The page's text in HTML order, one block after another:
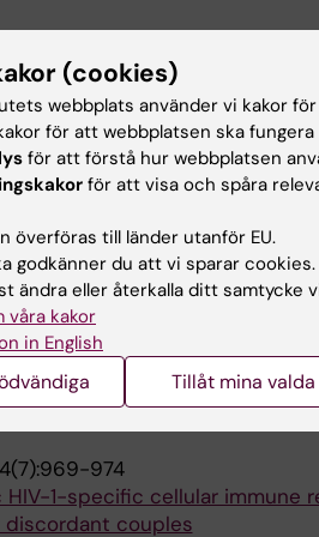
Hasselrot K; Earl PL; Polonis
Cervical Biopsy Sampling for
Nairobi, Kenya
J; Kimani J; Ball TB; Kaul R;
1867
rich proteins are elevated in
G; Plummer F; Ball
1575
men who have sex with
with sexual behavior
974
1-specific cellular immune
couples
(cookies)
webbplats använder vi kakor
för att webbplatsen ska
för att förstå hur webbplatsen
för att visa och spåra
överföras till länder utanför EU.
godkänner du att vi sparar cookies.
ändra eller återkalla ditt samtycke
våra kakor
in English
Tillåt mina valda